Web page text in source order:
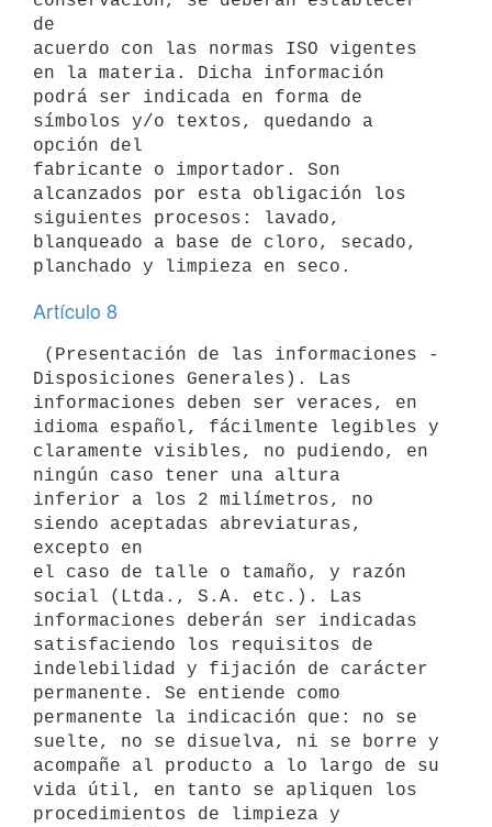
de
acuerdo con las normas ISO vigentes
en la materia. Dicha información
podrá ser indicada en forma de
símbolos y/o textos, quedando a
opción del
fabricante o importador. Son
alcanzados por esta obligación los
siguientes procesos: lavado,
blanqueado a base de cloro, secado,
Artículo 8
Disposiciones Generales). Las
informaciones deben ser veraces, en
idioma español, fácilmente legibles y
claramente visibles, no pudiendo, en
ningún caso tener una altura
inferior a los 2 milímetros, no
siendo aceptadas abreviaturas,
excepto en
el caso de talle o tamaño, y razón
social (Ltda., S.A. etc.). Las
informaciones deberán ser indicadas
satisfaciendo los requisitos de
indelebilidad y fijación de carácter
permanente. Se entiende como
permanente la indicación que: no se
suelte, no se disuelva, ni se borre y
acompañe al producto a lo largo de su
vida útil, en tanto se apliquen los
procedimientos de limpieza y